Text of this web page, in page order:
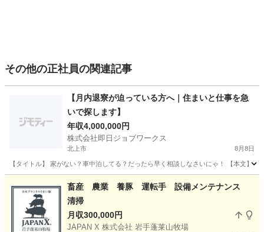
その他の正社員の関連記事
【月内退寮が迫っている方へ｜住まいと仕事を急
いで探します】
年収4,000,000円
株式会社即日ジョブワークス
北上市 8月8日
【タイトル】 家がない？車中泊してる？だったら早く相談しなさいにゃ！ 【本文】
その他 未経験
畜産 農業 養豚 運転手 設備メンテナンス
清掃
月収300,000円
JAPAN X 株式会社 岩手蓬莱山牧場